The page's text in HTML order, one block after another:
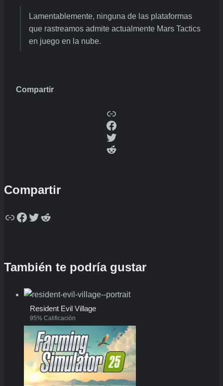
Lamentablemente, ninguna de las plataformas
que rastreamos admite actualmente Mars Tactics
en juego en la nube.
Compartir
Copy
Facebook
Twitter
Reddit
Compartir
Copy
Facebook
Twitter
Reddit
También te podría gustar
Resident Evil Village
95% Calificación